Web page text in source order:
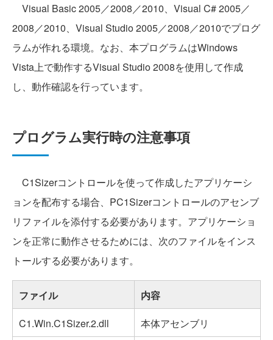
Visual Basic 2005／2008／2010、Visual C# 2005／
2008／2010、Visual Studio 2005／2008／2010でプログ
ラムが作れる環境。なお、本プログラムはWindows
Vista上で動作するVisual Studio 2008を使用して作成
し、動作確認を行っています。
プログラム実行時の注意事項
C1Sizerコントロールを使って作成したアプリケーシ
ョンを配布する場合、PC1Sizerコントロールのアセンブ
リファイルを添付する必要があります。アプリケーショ
ンを正常に動作させるためには、次のファイルをインス
トールする必要があります。
ファイル
内容
C1.Win.C1Sizer.2.dll
本体アセンブリ